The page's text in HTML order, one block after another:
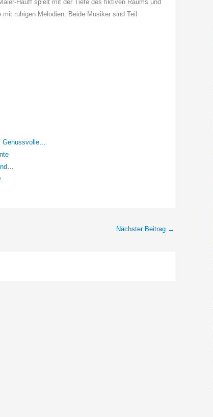
Hauff spielt mit der Tiefe des fiktiven Raums und
ruhigen Melodien. Beide Musiker sind Teil
Genussvolle…
Nächster Beitrag →